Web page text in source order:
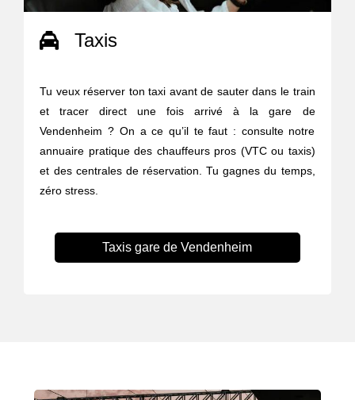
Taxis
Tu veux réserver ton taxi avant de sauter dans le train
et tracer direct une fois arrivé à la gare de
Vendenheim ? On a ce qu’il te faut : consulte notre
annuaire pratique des chauffeurs pros (VTC ou taxis)
et des centrales de réservation. Tu gagnes du temps,
zéro stress.
Taxis gare de Vendenheim